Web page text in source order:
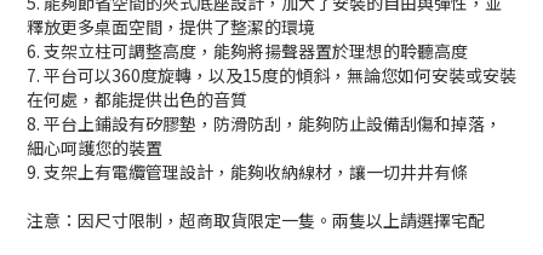
釋放更多桌面空間，提供了整潔的環境
6. 支架立柱可調整高度，能夠將揚聲器置於理想的聆聽高度
7. 平台可以360度旋轉，以及15度的傾斜，無論您如何安裝或安裝
在何處，都能提供出色的音質
8. 平台上鋪設有矽膠墊，防滑防刮，能夠防止設備刮傷和掉落，
細心呵護您的裝置
9. 支架上有電纜管理設計，能夠收納線材，讓一切井井有條
注意：因尺寸限制，超商取貨限定一隻。兩隻以上請選擇宅配